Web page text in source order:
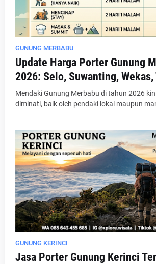
GUNUNG MERBABU
Update Harga Porter Gunung
2026: Selo, Suwanting,
Mendaki Gunung Merbabu di tahun 2026
diminati, baik oleh pendaki lokal maupun
GUNUNG KERINCI
Jasa Porter Gunung Kerinci